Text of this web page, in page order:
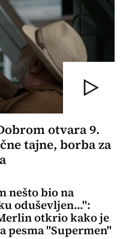
otvara 9.
tajne, borba za
nešto bio na
oduševljen...":
otkrio kako je
pesma "Supermen"